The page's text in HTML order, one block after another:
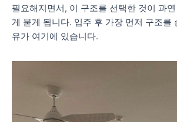
필요해지면서, 이 구조를 선택한 것이 과
게 묻게 됩니다. 입주 후 가장 먼저 구조를
유가 여기에 있습니다.